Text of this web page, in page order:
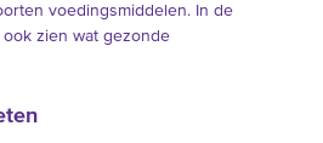
voedingsmiddelen. In de
zien wat gezonde